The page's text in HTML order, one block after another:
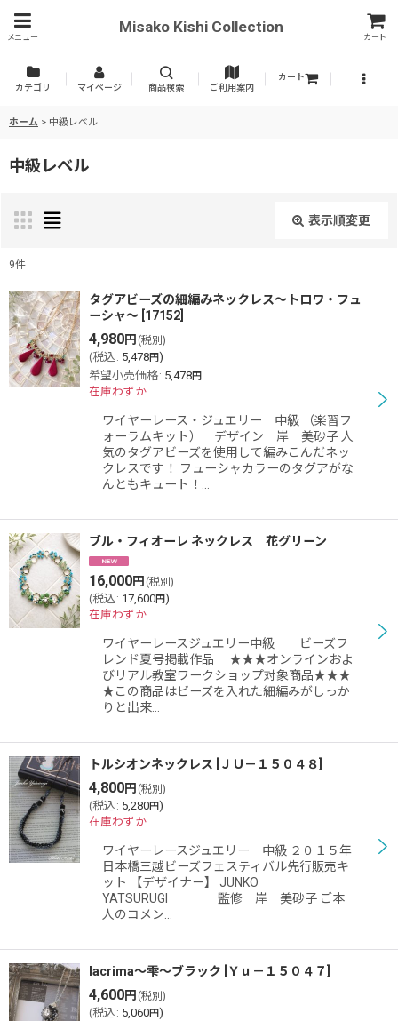
メニュー
Misako Kishi Collection
カート
カテゴリ マイページ 商品検索 ご利用案内
カート
ホーム > 中級レベル
中級レベル
表示順変更
表示数:
並び順:
9件
タグアビーズの細編みネックレス〜トロワ・フュ
ーシャ〜 17152
4,980円 (税別)
(税込 : 5,478円)
希望小売価格: 5,478円
在庫わずか
ワイヤーレース・ジュエリー 中級 （楽習フ
ォーラムキット） デザイン 岸 美砂子 人
気のタグアビーズを使用して編みこんだネッ
クレスです！ フューシャカラーのタグアがな
んともキュート！…
ブル・フィオーレ ネックレス 花グリーン
16,000円 (税別)
(税込 : 17,600円)
在庫わずか
ワイヤーレースジュエリー中級 ビーズフ
レンド夏号掲載作品 ★★★オンラインおよ
びリアル教室ワークショップ対象商品★★★
★この商品はビーズを入れた細編みがしっか
りと出来…
トルシオンネックレス ＪＵ－１５０４８
4,800円 (税別)
(税込 : 5,280円)
在庫わずか
ワイヤーレースジュエリー 中級 ２０１５年
日本橋三越ビーズフェスティバル先行販売キ
ット 【デザイナー】 JUNKO
YATSURUGI 監修 岸 美砂子 ご本
人のコメン…
lacrima〜雫〜ブラック Ｙｕ－１５０４７
4,600円 (税別)
(税込 : 5,060円)